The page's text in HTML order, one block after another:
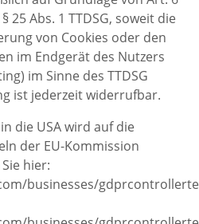
25 Abs. 1 TTDSG, soweit die
von Cookies oder den
im Endgerät des Nutzers
im Sinne des TTDSG
ist jederzeit widerrufbar.
die USA wird auf die
der EU-Kommission
hier:
businesses/